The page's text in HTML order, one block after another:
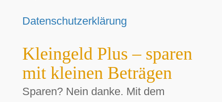
Datenschutzerklärung
Kleingeld Plus – sparen
mit kleinen Beträgen
Sparen? Nein danke. Mit dem